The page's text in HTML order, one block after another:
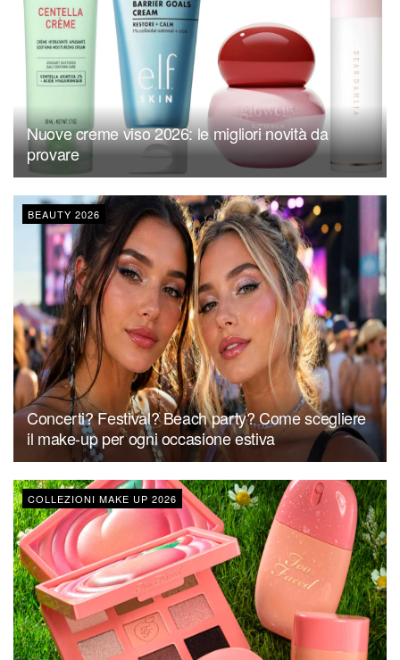
Nuove creme viso 2026: le migliori novità da
provare
BEAUTY 2026
Concerti? Festival? Beach party? Come scegliere
il make-up per ogni occasione estiva
COLLEZIONI MAKE UP 2026